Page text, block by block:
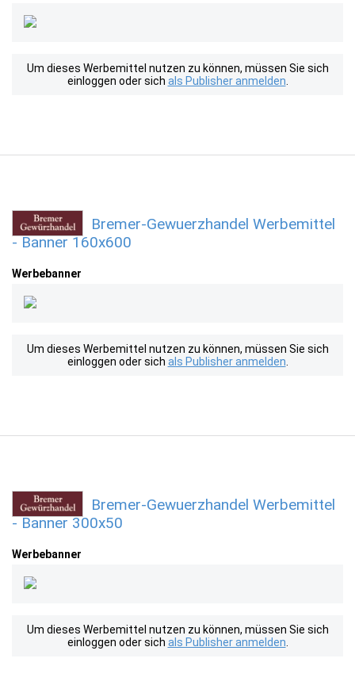
Um dieses Werbemittel nutzen zu können, müssen Sie sich
einloggen oder sich als Publisher anmelden
Bremer-Gewuerzhandel Werbemittel
- Banner 160x600
Werbebanner
Um dieses Werbemittel nutzen zu können, müssen Sie sich
einloggen oder sich als Publisher anmelden
Bremer-Gewuerzhandel Werbemittel
- Banner 300x50
Werbebanner
Um dieses Werbemittel nutzen zu können, müssen Sie sich
einloggen oder sich als Publisher anmelden